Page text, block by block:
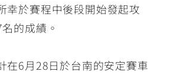
幸於賽程中後段開始發起攻
的成績。
在6月28日於台南的安定賽車